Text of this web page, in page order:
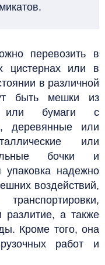
перевозить в
цистернах или в
в различной
быть мешки из
или бумаги с
деревянные или
или
бочки и
надежно
воздействий,
разлитие, а также
Кроме того, она
работ и